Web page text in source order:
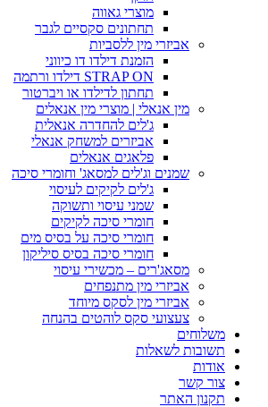
מוצרי גאווה
תחתונים סקסיים לגבר
אביזרי מין ללסביות
הזמנת דילדו דו כיווני
STRAP ON דילדו ורתמה
תחתון לדילדו או ויברטור
מין אנאלי | מוצרי מין אנאלים
ג'לים להחדרה אנאלית
אביזרים למשחק אנאלי
פלאגים אנאלים
שמנים וג'לים למסאג' וחומרי סיכה
ג'לים לקיקים לעיסוי
שמני עיסוי ותשוקה
חומרי סיכה לקיקים
חומרי סיכה על בסיס מים
חומרי סיכה בסיס סיליקון
מסאג'רים – מכשירי עיסוי
אביזרי מין מתנפחים
אביזרי מין לסקס מיוחד
צעצועי סקס לוהטים בהנחה
משלוחים
תשובות לשאלות
אודות
צור קשר
תקנון האתר